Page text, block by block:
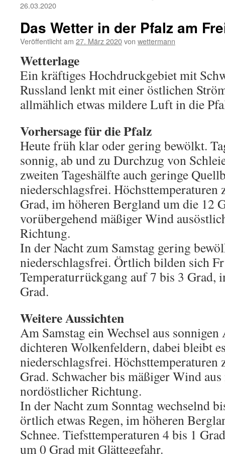
26.03.2020
Das Wetter in der Pfalz am
Veröffentlicht am 27. März 2020von wettermann
Wetterlage
Ein kräftiges Hochdruckgebiet mit
Russland lenkt mit einer östlichen
allmählich etwas mildere Luft in die
Vorhersage für die Pfalz
Heute früh klar oder gering bewölkt.
sonnig, ab und zu Durchzug von
zweiten Tageshälfte auch geringe
niederschlagsfrei. Höchsttemperaturen
Grad, im höheren Bergland um die 12
vorübergehend mäßiger Wind
Richtung.
In der Nacht zum Samstag gering
niederschlagsfrei. Örtlich bilden sich
Temperaturrückgang auf 7 bis 3 Grad,
Grad.
Weitere Aussichten
Am Samstag ein Wechsel aus
dichteren Wolkenfeldern, dabei bleibt
niederschlagsfrei. Höchsttemperaturen
Grad. Schwacher bis mäßiger Wind
nordöstlicher Richtung.
In der Nacht zum Sonntag wechselnd
örtlich etwas Regen, im höheren
Schnee. Tiefsttemperaturen 4 bis 1
um 0 Grad mit Glättegefahr.